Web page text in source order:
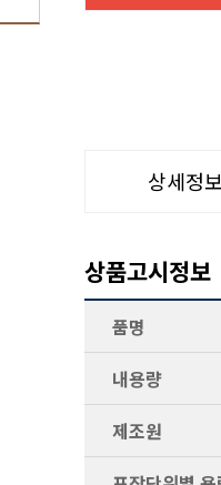
상세정
상품고시정보
품명
내용량
제조원